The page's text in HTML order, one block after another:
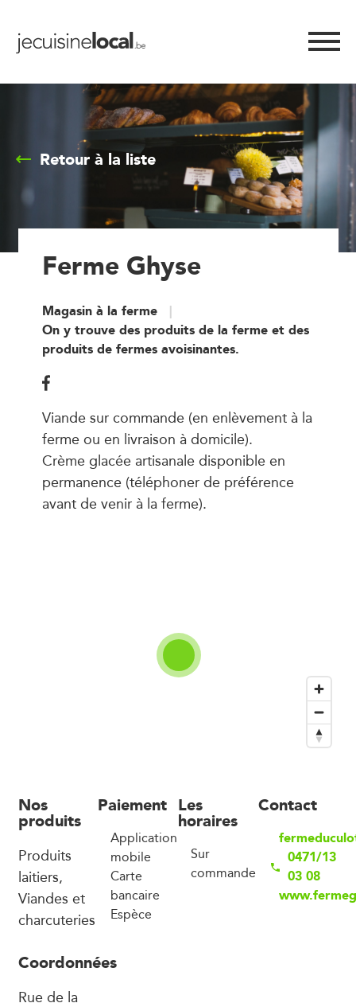
Retour à la liste
Ferme Ghyse
Magasin à la ferme
On y trouve des produits de la ferme et des
produits de fermes avoisinantes.
Viande sur commande (en enlèvement à la
ferme ou en livraison à domicile).
Crème glacée artisanale disponible en
permanence (téléphoner de préférence
avant de venir à la ferme).
Nos
produits
Produits
laitiers,
Viandes et
charcuteries
Paiement
Application
mobile
Carte
bancaire
Espèce
Les
horaires
Sur
commande
Contact
0471/13
03 08
Coordonnées
Rue de la